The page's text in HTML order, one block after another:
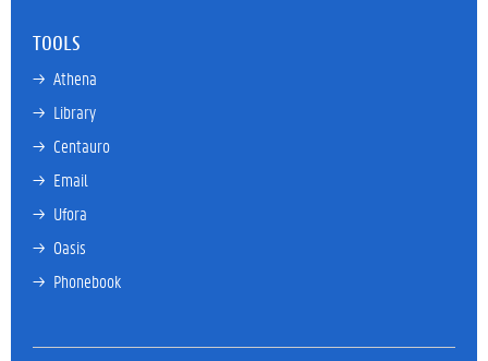
TOOLS
→ Athena
→ Library
→ Centauro
→ Email
→ Ufora
→ Oasis
→ Phonebook